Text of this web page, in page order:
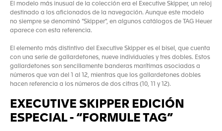
El modelo más inusual de la colección era el Executive Skipper, un reloj
destinado a los aficionados de la navegación. Aunque este modelo
no siempre se denominó "Skipper", en algunos catálogos de TAG Heuer
aparece con esta referencia.
El elemento más distintivo del Executive Skipper es el bisel, que cuenta
con una serie de gallardetones, nueve individuales y tres dobles. Estos
gallardetones son sencillamente banderas marítimas asociadas a
números que van del 1 al 12, mientras que los gallardetones dobles
hacen referencia a los números de dos cifras (10, 11 y 12).
EXECUTIVE SKIPPER EDICIÓN
ESPECIAL - “FORMULE TAG”